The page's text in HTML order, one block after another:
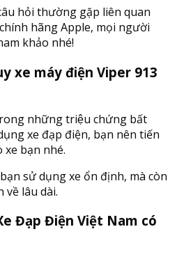
hỏi thường gặp liên quan
hãng Apple, mọi người
khảo nhé!
xe máy điện Viper 913
những triệu chứng bất
xe đạp điện, bạn nên tiến
xe bạn nhé.
sử dụng xe ổn định, mà còn
về lâu dài.
Đạp Điện Việt Nam có